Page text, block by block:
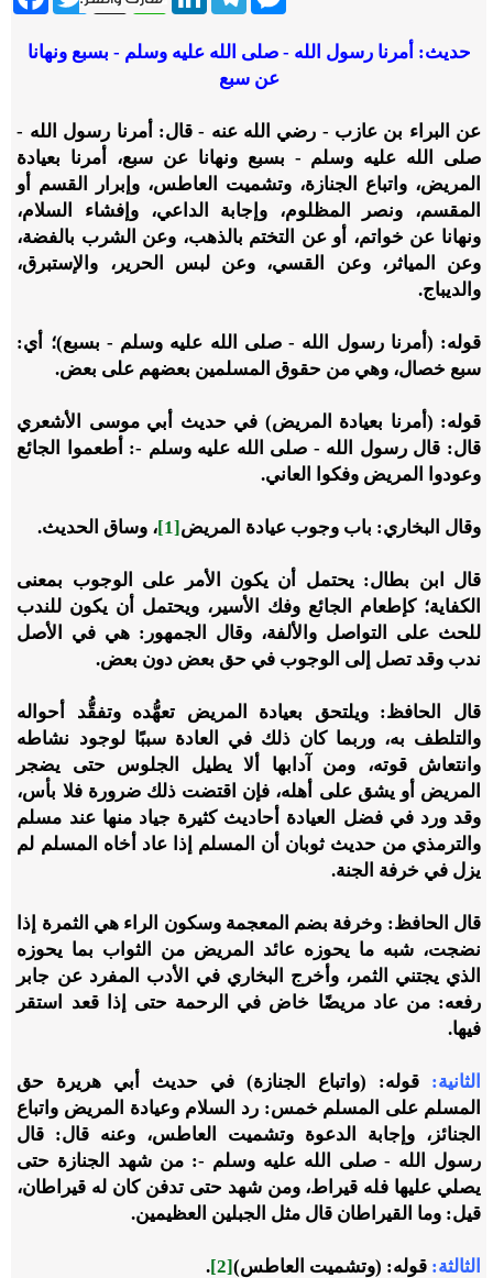
حديث: أمرنا رسول الله - صلى الله عليه وسلم - بسبع ونهانا
عن سبع
عن البراء بن عازب - رضي الله عنه - قال: أمرنا رسول الله -
صلى الله عليه وسلم - بسبع ونهانا عن سبع، أمرنا بعيادة
المريض، واتباع الجنازة، وتشميت العاطس، وإبرار القسم أو
المقسم، ونصر المظلوم، وإجابة الداعي، وإفشاء السلام،
ونهانا عن خواتم، أو عن التختم بالذهب، وعن الشرب بالفضة،
وعن المياثر، وعن القسي، وعن لبس الحرير، والإستبرق،
والديباج.
قوله: (أمرنا رسول الله - صلى الله عليه وسلم - بسبع)؛ أي:
سبع خصال، وهي من حقوق المسلمين بعضهم على بعض.
قوله: (أمرنا بعيادة المريض) في حديث أبي موسى الأشعري
قال: قال رسول الله - صلى الله عليه وسلم -: أطعموا الجائع
وعودوا المريض وفكوا العاني.
وقال البخاري: باب وجوب عيادة المريض[1] ، وساق الحديث.
قال ابن بطال: يحتمل أن يكون الأمر على الوجوب بمعنى
الكفاية؛ كإطعام الجائع وفك الأسير، ويحتمل أن يكون للندب
للحث على التواصل والألفة، وقال الجمهور: هي في الأصل
ندب وقد تصل إلى الوجوب في حق بعض دون بعض.
قال الحافظ: ويلتحق بعيادة المريض تعهُّده وتفقُّد أحواله
والتلطف به، وربما كان ذلك في العادة سببًا لوجود نشاطه
وانتعاش قوته، ومن آدابها ألا يطيل الجلوس حتى يضجر
المريض أو يشق على أهله، فإن اقتضت ذلك ضرورة فلا بأس،
وقد ورد في فضل العيادة أحاديث كثيرة جياد منها عند مسلم
والترمذي من حديث ثوبان أن المسلم إذا عاد أخاه المسلم لم
يزل في خرفة الجنة.
قال الحافظ: وخرفة بضم المعجمة وسكون الراء هي الثمرة إذا
نضجت، شبه ما يحوزه عائد المريض من الثواب بما يحوزه
الذي يجتني الثمر، وأخرج البخاري في الأدب المفرد عن جابر
رفعه: من عاد مريضًا خاض في الرحمة حتى إذا قعد استقر
فيها.
الثانية: قوله: (واتباع الجنازة) في حديث أبي هريرة حق
المسلم على المسلم خمس: رد السلام وعيادة المريض واتباع
الجنائز، وإجابة الدعوة وتشميت العاطس، وعنه قال: قال
رسول الله - صلى الله عليه وسلم -: من شهد الجنازة حتى
يصلي عليها فله قيراط، ومن شهد حتى تدفن كان له قيراطان،
قيل: وما القيراطان قال مثل الجبلين العظيمين.
الثالثة: قوله: (وتشميت العاطس)[2]
.